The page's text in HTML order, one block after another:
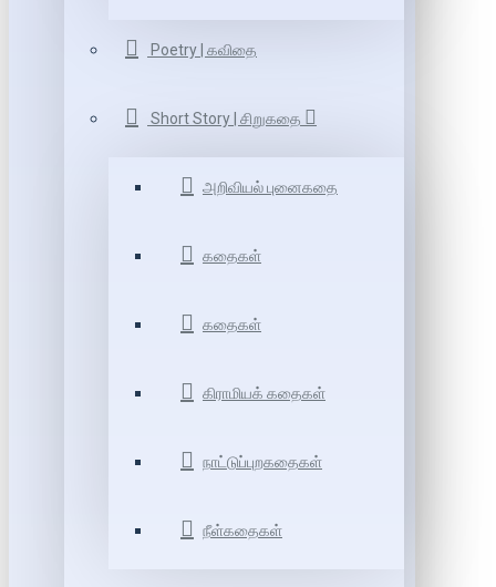
Poetry | கவிதை
Short Story | சிறுகதை
அறிவியல் புனைகதை
கதைகள்
கதைகள்
கிராமியக் கதைகள்
நாட்டுப்புறகதைகள்
நீள்கதைகள்